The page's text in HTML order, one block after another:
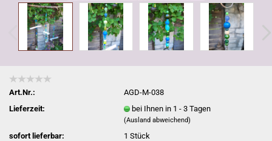
Art.Nr.:
AGD-M-038
Lieferzeit:
bei Ihnen in 1 - 3 Tagen
(Ausland abweichend)
sofort lieferbar: 1Stück